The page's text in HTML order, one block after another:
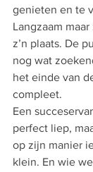
genieten en te
Langzaam
z’n plaats. De
nog wat
het einde van
compleet.
Een
perfect liep,
op zijn manier
klein. En wie